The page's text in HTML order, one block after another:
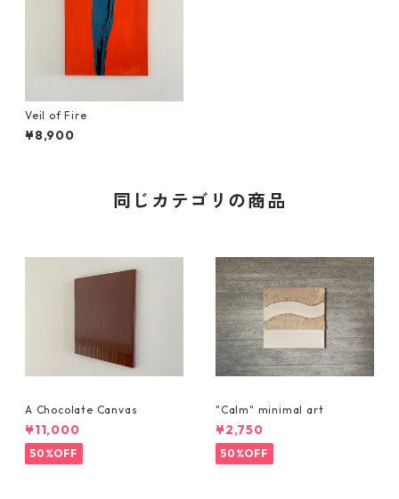
Veil of Fire
¥8,900
同じカテゴリの商品
A Chocolate Canvas
¥11,000
50%OFF
"Calm" minimal art
¥2,750
50%OFF